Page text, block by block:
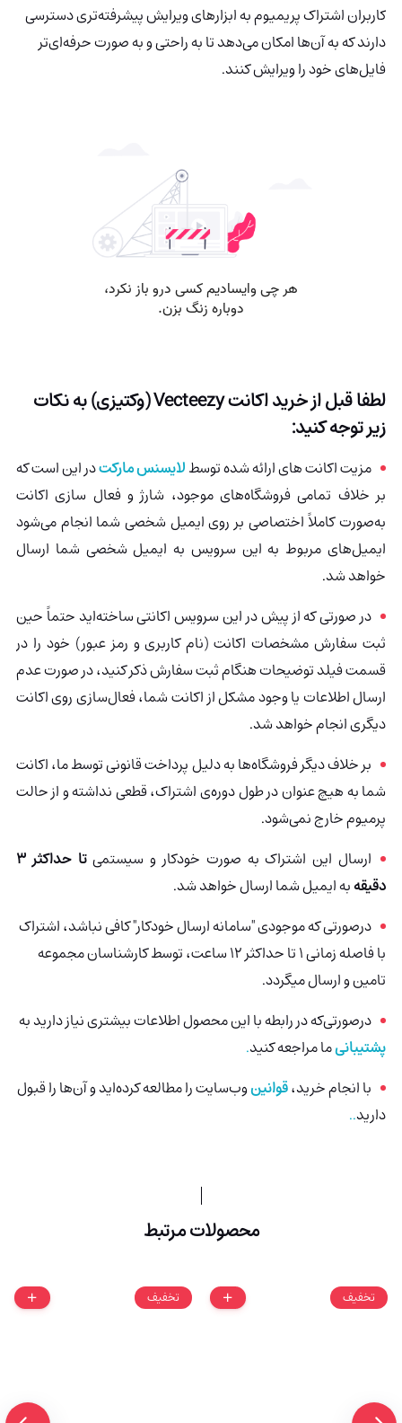
کاربران اشتراک پریمیوم به ابزارهای ویرایش پیشرفته‌تری دسترسی
دارند که به آن‌ها امکان می‌دهد تا به راحتی و به صورت حرفه‌ای‌تر
فایل‌های خود را ویرایش کنند.
لطفا قبل از خرید اکانت Vecteezy (وکتیزی)به نکات
زیر توجه کنید:
مزیت اکانت های ارائه شده توسطلایسنس مارکتدر این است که
بر خلاف تمامی فروشگاه‌های موجود، شارژ و فعال سازی اکانت
به‌صورت کاملاً اختصاصی بر روی ایمیل شخصی شما انجام می‌شود
ایمیل‌های مربوط به این سرویس به ایمیل شخصی شما ارسال
خواهد شد.
در صورتی که از پیش در این سرویس اکانتی ساخته‌اید حتماً حین
ثبت سفارش مشخصات اکانت (نام کاربری و رمز عبور) خود را در
قسمت فیلد توضیحات هنگام ثبت سفارش ذکر کنید، در صورت عدم
ارسال اطلاعات یا وجود مشکل از اکانت شما، فعال‌سازی روی اکانت
دیگری انجام خواهد شد.
بر خلاف دیگر فروشگاه‌ها به دلیل پرداخت قانونیتوسط ما، اکانت
شما به هیچ عنوان در طول دوره‌ی اشتراک، قطعی نداشته و از حالت
پرمیوم خارج نمی‌شود.
ارسال این اشتراک به صورت خودکار و سیستمی
تا حداکثر 3
دقیقهبه ایمیل شما ارسال خواهد شد.
درصورتی که موجودی "سامانه ارسال خودکار" کافی نباشد، اشتراک
با فاصله زمانی 1 تا حداکثر 12 ساعت، توسط کارشناسان مجموعه
تامین و ارسال میگردد.
درصورتی‌که در رابطه با این محصول اطلاعات بیشتری نیاز دارید به
پشتیبانیما مراجعه کنید.
با انجام خرید،قوانینوب‌سایت را مطالعه کرده‌اید و آن‌ها را قبول
دارید..
محصولات مرتبط
تخفیف تخفیف